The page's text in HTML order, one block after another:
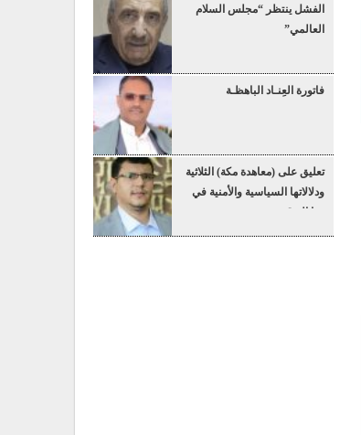
الفشل ينتظر “مجلس السلام
العالمي”
فاتورة العِنـاد الباهظـة
تعليق على (معاهدة مكة) الثلاثية
ودلالاتها السياسية والأمنية في
هذا التوقيت